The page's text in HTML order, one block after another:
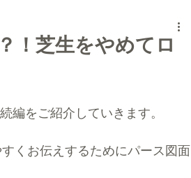
やさしいガーデン
！芝生をやめてロ
編をご紹介していきます。
くお伝えするためにパース図面